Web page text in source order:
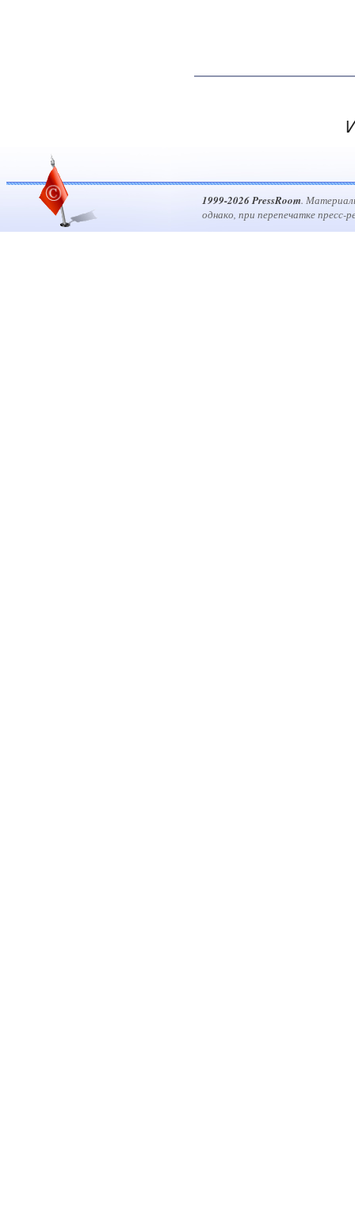
1999-2026 PressRoom.
однако, при перепечатке пресс-